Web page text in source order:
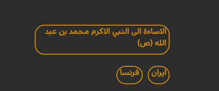
الاساءة الى النبي الاكرم محمد بن عبد
الله (ص)
ايران فرنسا